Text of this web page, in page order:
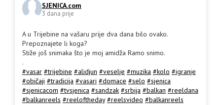
SJENICA.com
3 dana prije
A u Trijebine na vašaru prije dva dana bilo ovako.
Prepoznajete li koga?
Stiže još snimaka što je moj amidža Ramo snimo.
.
#vasar #trijebine #alidjun #veselje #muzika #kolo #igranje
#običaji #tradicija #vasari #domace #selo #sjenica
#sjenicacom #tvsjenica #sandzak #srbija #balkan #reeldana
#balkanreels #reeloftheday #reelsvideo #balkanreels